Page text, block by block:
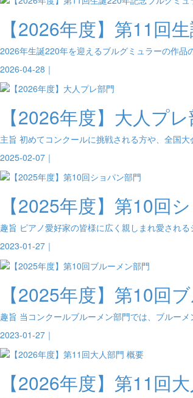
【2026年度】第11回
2026年生誕220年を迎えるブルグミュラーの作
2026-04-28｜
【2026年度】大人プ
主旨 初めてコンクールに挑戦される方や、全国
2025-02-07｜
【2025年度】第10回
趣旨 ピアノ愛好家の皆様に広く親しまれ愛され
2023-01-27｜
【2025年度】第10回
趣旨 当コンクールブルーメン部門では、ブルー
2023-01-27｜
【2026年度】第11回